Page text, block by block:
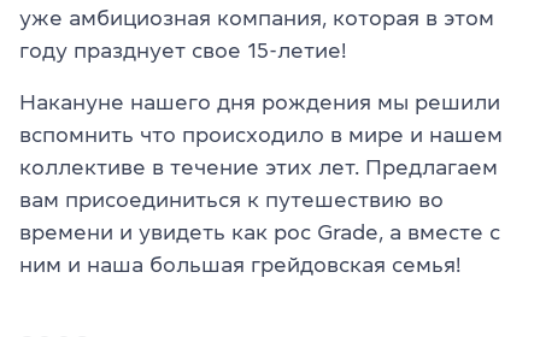
уже амбициозная компания, которая в этом
году празднует свое 15-летие!
Накануне нашего дня рождения мы решили
вспомнить что происходило в мире и нашем
коллективе в течение этих лет. Предлагаем
вам присоединиться к путешествию во
времени и увидеть как рос Grade, а вместе с
ним и наша большая грейдовская семья!